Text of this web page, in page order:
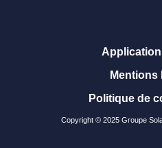
Copyright © 2025 Groupe
Mentions
Politique de